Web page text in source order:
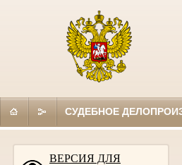
СУДЕБНОЕ
ВЕРСИЯ ДЛЯ